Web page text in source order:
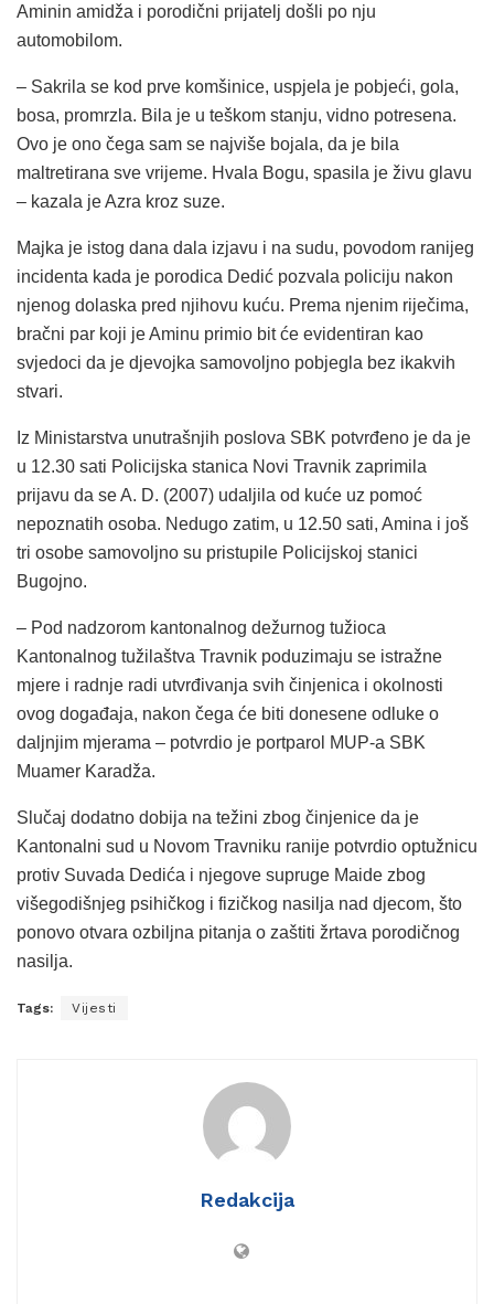
Aminin amidža i porodični prijatelj došli po nju
automobilom.
– Sakrila se kod prve komšinice, uspjela je pobjeći, gola,
bosa, promrzla. Bila je u teškom stanju, vidno potresena.
Ovo je ono čega sam se najviše bojala, da je bila
maltretirana sve vrijeme. Hvala Bogu, spasila je živu glavu
– kazala je Azra kroz suze.
Majka je istog dana dala izjavu i na sudu, povodom ranijeg
incidenta kada je porodica Dedić pozvala policiju nakon
njenog dolaska pred njihovu kuću. Prema njenim riječima,
bračni par koji je Aminu primio bit će evidentiran kao
svjedoci da je djevojka samovoljno pobjegla bez ikakvih
stvari.
Iz Ministarstva unutrašnjih poslova SBK potvrđeno je da je
u 12.30 sati Policijska stanica Novi Travnik zaprimila
prijavu da se A. D. (2007) udaljila od kuće uz pomoć
nepoznatih osoba. Nedugo zatim, u 12.50 sati, Amina i još
tri osobe samovoljno su pristupile Policijskoj stanici
Bugojno.
– Pod nadzorom kantonalnog dežurnog tužioca
Kantonalnog tužilaštva Travnik poduzimaju se istražne
mjere i radnje radi utvrđivanja svih činjenica i okolnosti
ovog događaja, nakon čega će biti donesene odluke o
daljnjim mjerama – potvrdio je portparol MUP-a SBK
Muamer Karadža.
Slučaj dodatno dobija na težini zbog činjenice da je
Kantonalni sud u Novom Travniku ranije potvrdio optužnicu
protiv Suvada Dedića i njegove supruge Maide zbog
višegodišnjeg psihičkog i fizičkog nasilja nad djecom, što
ponovo otvara ozbiljna pitanja o zaštiti žrtava porodičnog
nasilja.
Tags: Vijesti
Redakcija